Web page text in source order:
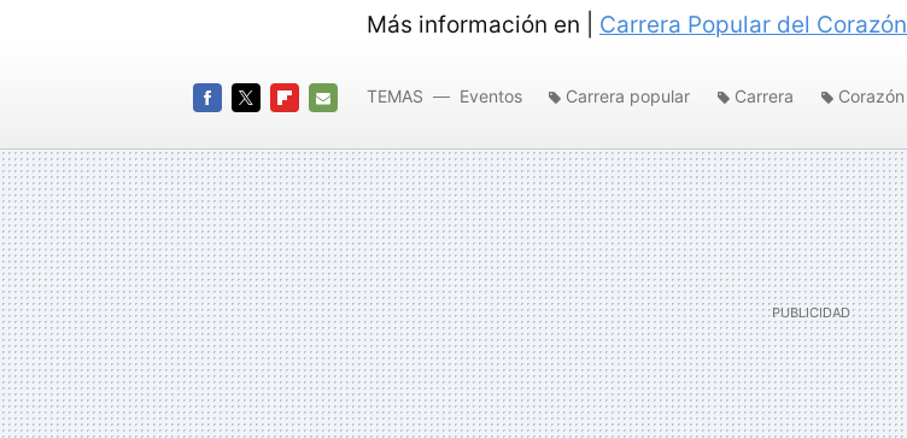
Más información en | Carrera Popular del Corazón
MAIL
TEMAS Eventos Carrera popular Carrera Corazón